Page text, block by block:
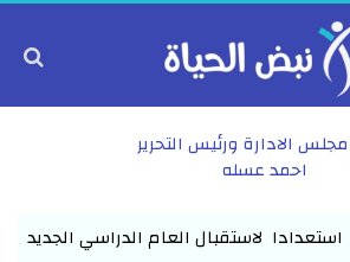
الادارة ورئيس التحرير
احمد عسله
أول وزارة التعليم بالشرقية يلتقي